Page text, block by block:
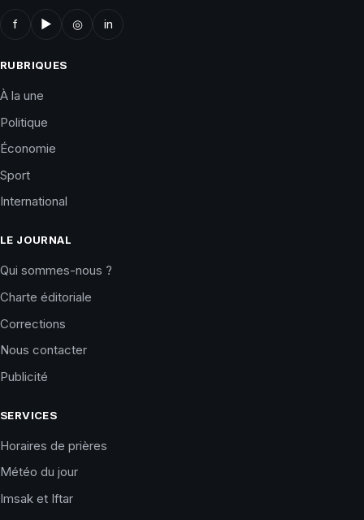
f ▶ ◎ in
RUBRIQUES
À la une
Politique
Économie
Sport
International
LE JOURNAL
Qui sommes-nous ?
Charte éditoriale
Corrections
Nous contacter
Publicité
SERVICES
Horaires de prières
Météo du jour
Imsak et Iftar